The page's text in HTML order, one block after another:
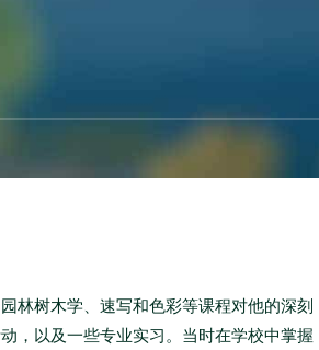
林树木学、速写和色彩等课程对他的深刻
，以及一些专业实习。当时在学校中掌握